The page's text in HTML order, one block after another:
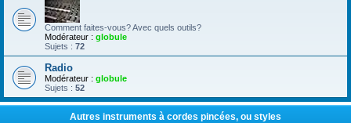
Comment faites-vous? Avec quels outils?
Modérateur : globule
Sujets : 72
Radio
Modérateur : globule
Sujets : 52
Autres instruments à cordes pincées, ou styles